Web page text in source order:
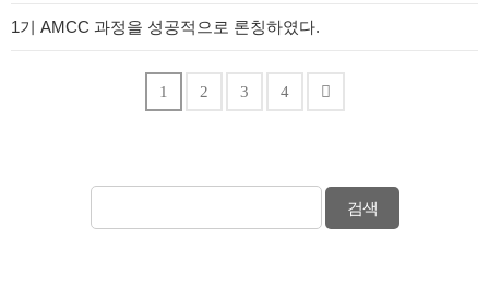
1기 AMCC 과정을 성공적으로 론칭하였다.
1 2 3 4
검색